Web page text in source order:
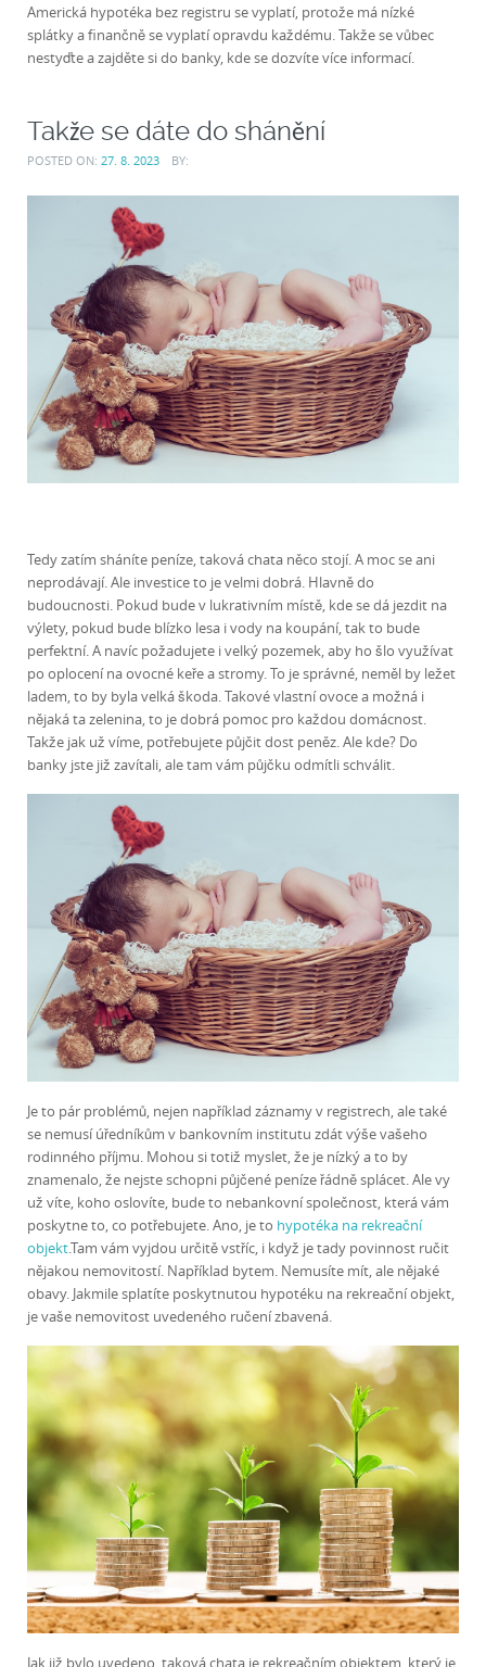
Americká hypotéka bez registru se vyplatí, protože má nízké
splátky a finančně se vyplatí opravdu každému. Takže se vůbec
nestyďte a zajděte si do banky, kde se dozvíte více informací.
Takže se dáte do shánění
POSTED ON: 27. 8. 2023 BY:
Tedy zatím sháníte peníze, taková chata něco stojí. A moc se ani
neprodávají. Ale investice to je velmi dobrá. Hlavně do
budoucnosti. Pokud bude v lukrativním místě, kde se dá jezdit na
výlety, pokud bude blízko lesa i vody na koupání, tak to bude
perfektní. A navíc požadujete i velký pozemek, aby ho šlo využívat
po oplocení na ovocné keře a stromy. To je správné, neměl by ležet
ladem, to by byla velká škoda. Takové vlastní ovoce a možná i
nějaká ta zelenina, to je dobrá pomoc pro každou domácnost.
Takže jak už víme, potřebujete půjčit dost peněz. Ale kde? Do
banky jste již zavítali, ale tam vám půjčku odmítli schválit.
Je to pár problémů, nejen například záznamy v registrech, ale také
se nemusí úředníkům v bankovním institutu zdát výše vašeho
rodinného příjmu. Mohou si totiž myslet, že je nízký a to by
znamenalo, že nejste schopni půjčené peníze řádně splácet. Ale vy
už víte, koho oslovíte, bude to nebankovní společnost, která vám
poskytne to, co potřebujete. Ano, je to hypotéka na rekreační
objektTam vám vyjdou určitě vstříc, i když je tady povinnost ručit
nějakou nemovitostí. Například bytem. Nemusíte mít, ale nějaké
obavy. Jakmile splatíte poskytnutou hypotéku na rekreační objekt,
je vaše nemovitost uvedeného ručení zbavená.
Jak již bylo uvedeno, taková chata je rekreačním objektem, který je